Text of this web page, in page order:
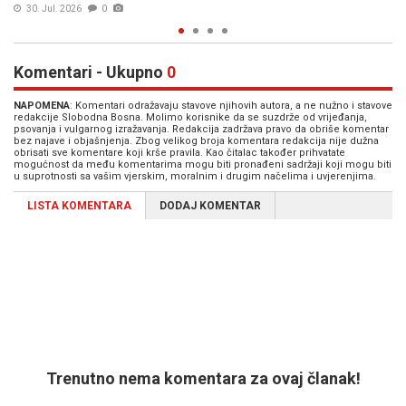
30. Jul. 2026
Komentari - Ukupno 0
NAPOMENA: Komentari odražavaju stavove njihovih autora, a ne nužno i stavove
redakcije Slobodna Bosna. Molimo korisnike da se suzdrže od vrijeđanja,
psovanja i vulgarnog izražavanja. Redakcija zadržava pravo da obriše komentar
bez najave i objašnjenja. Zbog velikog broja komentara redakcija nije dužna
obrisati sve komentare koji krše pravila. Kao čitalac također prihvatate
mogućnost da među komentarima mogu biti pronađeni sadržaji koji mogu biti
u suprotnosti sa vašim vjerskim, moralnim i drugim načelima i uvjerenjima.
LISTA KOMENTARA DODAJ KOMENTAR
Trenutno nema komentara za ovaj članak!